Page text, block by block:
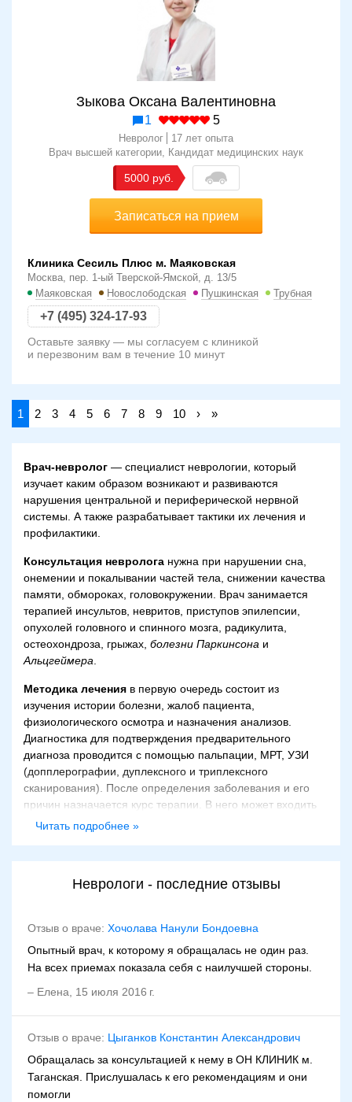
Зыкова Оксана Валентиновна
1 5
Невролог
17 лет опыта
Врач высшей категории Кандидат медицинских наук
5000 руб.
Записаться на прием
Клиника Сесиль Плюс м. Маяковская
Москва, пер. 1-ый Тверской-Ямской, д. 13/5
Маяковская
Новослободская Пушкинская Трубная
+7 (495) 324-17-93
Оставьте заявку — мы согласуем с клиникой
и перезвоним вам в течение 10 минут
1 2 3 4 5 6 7 8 9 10 › »
Врач-невролог — специалист неврологии, который
изучает каким образом возникают и развиваются
нарушения центральной и периферической нервной
системы. А также разрабатывает тактики их лечения и
профилактики.
Консультация невролога нужна при нарушении сна,
онемении и покалывании частей тела, снижении качества
памяти, обмороках, головокружении. Врач занимается
терапией инсультов, невритов, приступов эпилепсии,
опухолей головного и спинного мозга, радикулита,
остеохондроза, грыжах, болезни Паркинсона и
Альцгеймера
Методика лечения в первую очередь состоит из
изучения истории болезни, жалоб пациента,
физиологического осмотра и назначения анализов.
Диагностика для подтверждения предварительного
диагноза проводится с помощью пальпации, МРТ, УЗИ
(допплерографии, дуплексного и триплексного
сканирования). После определения заболевания и его
причин назначается курс терапии. В него может входить
диета и отказ от физических нагрузок.
Читать подробнее »
Неврологи - последние отзывы
Отзыв о враче: Хочолава Нанули Бондоевна
Опытный врач, к которому я обращалась не один раз.
На всех приемах показала себя с наилучшей стороны.
– Елена 15 июля 2016 г.
Отзыв о враче: Цыганков Константин Александрович
Обращалась за консультацией к нему в ОН КЛИНИК м.
Таганская. Прислушалась к его рекомендациям и они
помогли